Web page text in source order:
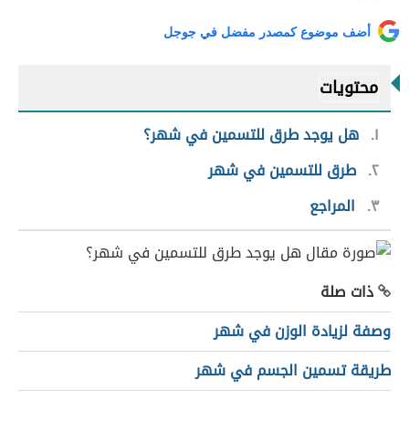
أضف موضوع كمصدر مفضل في جوجل
محتويات
١ هل يوجد طرق للتسمين في شهر؟
٢ طرق للتسمين في شهر
٣
المراجع
ذات صلة
وصفة لزيادة الوزن في شهر
طريقة تسمين الجسم في شهر